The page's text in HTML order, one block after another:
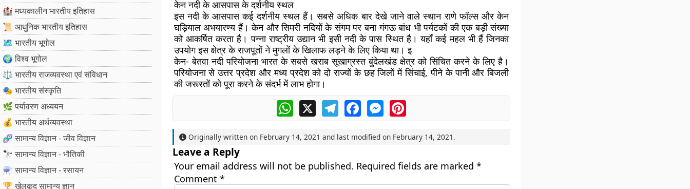
🏰 मध्यकालीन भारतीय इतिहास
📜 आधुनिक भारतीय इतिहास
🗺️ भारतीय भूगोल
🌍 विश्व भूगोल
⚖️ भारतीय राजव्यवस्था एवं संविधान
🎭 भारतीय संस्कृति
🌿 पर्यावरण अध्ययन
💰 भारतीय अर्थव्यवस्था
🧬 सामान्य विज्ञान - जीव विज्ञान
🔭 सामान्य विज्ञान - भौतिकी
⚗️ सामान्य विज्ञान - रसायन
🏆 खेलकूद सामान्य ज्ञान
केन नदी के आसपास के दर्शनीय स्थल
इस नदी के आसपास कई दर्शनीय स्थल हैं। सबसे अधिक बार देखे जाने वाले स्थान राणे फॉल्स और केन
घड़ियाल अभयारण्य हैं। केन और सिमरी नदियों के संगम पर बना गंगऊ बांध भी पर्यटकों की एक बड़ी संख्या
को आकर्षित करता है। पन्ना राष्ट्रीय उद्यान भी इसी नदी के पास स्थित है। यहाँ कई महल भी हैं जिनका
उपयोग इस क्षेत्र के राजपूतों ने मुगलों के खिलाफ लड़ने के लिए किया था। इ
केन- बेतवा नदी परियोजना भारत के सबसे खराब सूखाग्रस्त बुंदेलखंड क्षेत्र को सिंचित करने के लिए है।
परियोजना से उत्तर प्रदेश और मध्य प्रदेश को दो राज्यों के छह जिलों में सिंचाई, पीने के पानी और बिजली
की जरूरतों को पूरा करने के संदर्भ में लाभ होगा।
WhatsApp
X TelegramFacebookMessengerPinterest
Originally written on February 14, 2021 and last modified on February 14, 2021 .
Leave a Reply
Your email address will not be published. Required fields are marked *
Comment *